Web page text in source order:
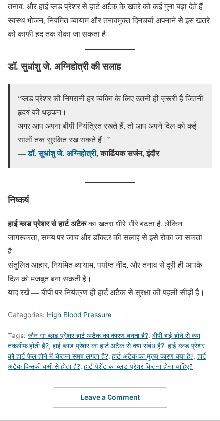
तनाव, और हाई ब्लड प्रेशर से हार्ट अटैक के खतरे को कई गुना बढ़ा देते हैं।
स्वस्थ भोजन, नियमित व्यायाम और तनावमुक्त दिनचर्या अपनाने से इस खतरे
को काफी हद तक रोका जा सकता है।
डॉ. सुधांशु जे. अग्निहोत्री की सलाह
“ब्लड प्रेशर की निगरानी हर व्यक्ति के लिए उतनी ही ज़रूरी है जितनी
हृदय की धड़कन।
अगर आप अपना बीपी नियंत्रित रखते हैं, तो आप अपने दिल को कई
सालों तक सुरक्षित रख सकते हैं।”
—डॉ. सुधांशु जे. अग्निहोत्री, कार्डियक सर्जन, इंदौर
निष्कर्ष
हाई ब्लड प्रेशर से हार्ट अटैकका खतरा धीरे-धीरे बढ़ता है, लेकिन
जागरूकता, समय पर जांच और डॉक्टर की सलाह से इसे रोका जा सकता
है।
संतुलित आहार, नियमित व्यायाम, पर्याप्त नींद, और तनाव से दूरी ही आपके
दिल को मजबूत बना सकती है।
याद रखें — बीपी पर नियंत्रण ही हार्ट अटैक से सुरक्षा की पहली सीढ़ी है।
Categories: High Blood Pressure
Tags: कौन सा ब्लड प्रेशर हार्ट अटैक का कारण बनता है?, बीपी हाई होने से क्या
तकलीफ होती है?, हाई ब्लड प्रेशर का हार्ट अटैक से क्या संबंध है?, हाई ब्लड प्रेशर
को हार्ट फेल होने में कितना समय लगता है?, हार्ट अटैक का मुख्य कारण क्या है?, हार्ट
अटैक किसकी कमी से होता है?, हार्ट पेशेंट का ब्लड प्रेशर कितना होना चाहिए?
Leave a Comment